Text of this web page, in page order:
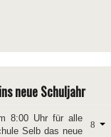
neue Schuljahr
8:00 Uhr für alle
Selb das neue